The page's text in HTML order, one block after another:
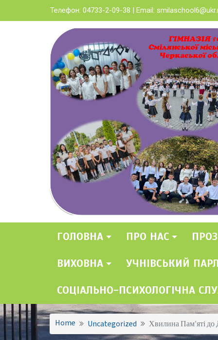
to
Телефон: 04733-2-09-38 | Email:
ГОЛОВНА ПРО НАС
ВИХОВНА УЧНІВСЬКИЙ
СОЦІАЛЬНО-ПСИХОЛОГІЧНА
Home Uncategorized Хвилина Пам’яті